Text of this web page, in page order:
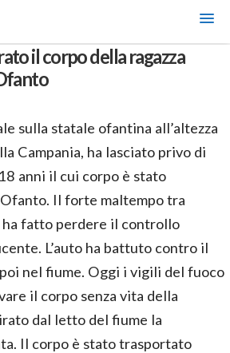
il corpo della ragazza
sulla statale ofantina all’altezza
Campania, ha lasciato privo di
anni il cui corpo è stato
Il forte maltempo tra
ha fatto perdere il controllo
L’auto ha battuto contro il
nel fiume. Oggi i vigili del fuoco
il corpo senza vita della
dal letto del fiume la
Il corpo è stato trasportato